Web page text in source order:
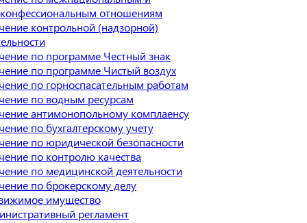
отношениям
контрольной (надзорной)
по программе Честный знак
по программе Чистый воздух
по горноспасательным работам
по водным ресурсам
антимонопольному комплаенсу
по бухгалтерскому учету
по юридической безопасности
по контролю качества
по медицинской деятельности
по брокерскому делу
имущество
регламент